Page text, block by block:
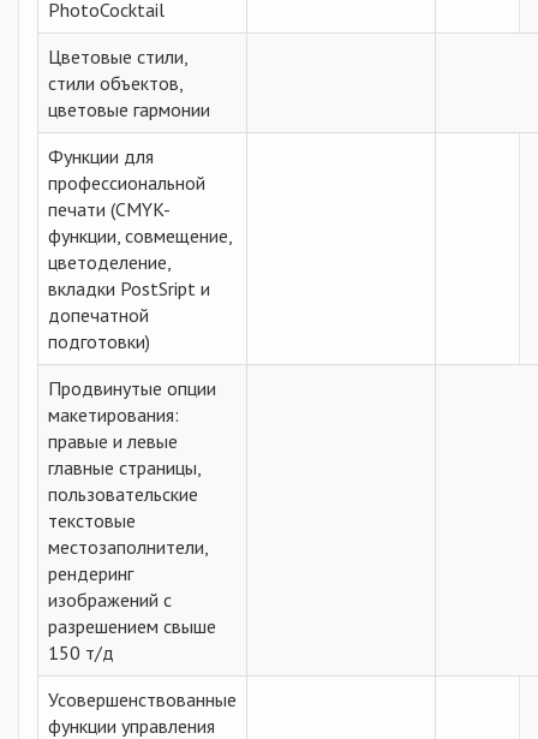
PhotoCocktail
Цветовые стили,
стили объектов,
цветовые гармонии
Функции для
профессиональной
печати (CMYK-
функции, совмещение,
цветоделение,
вкладки PostSript и
допечатной
подготовки)
Продвинутые опции
макетирования:
правые и левые
главные страницы,
пользовательские
текстовые
местозаполнители,
рендеринг
изображений с
разрешением свыше
150 т/д
Усовершенствованные
функции управления